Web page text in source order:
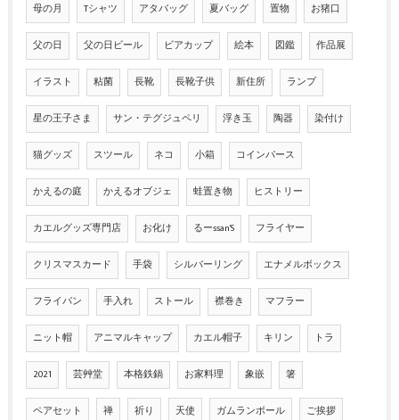
母の月 Tシャツ アタバッグ 夏バッグ 置物 お猪口
父の日 父の日ビール ビアカップ 絵本 図鑑 作品展
イラスト 粘菌 長靴 長靴子供 新住所 ランプ
星の王子さま サン・テグジュペリ 浮き玉 陶器 染付け
猫グッズ スツール ネコ 小箱 コインパース
かえるの庭 かえるオブジェ 蛙置き物 ヒストリー
カエルグッズ専門店 お化け るーssan'S フライヤー
クリスマスカード 手袋 シルバーリング エナメルボックス
フライパン 手入れ ストール 襟巻き マフラー
ニット帽 アニマルキャップ カエル帽子 キリン トラ
2021 芸艸堂 本格鉄鍋 お家料理 象嵌 箸
ペアセット 禅 祈り 天使 ガムランボール ご挨拶